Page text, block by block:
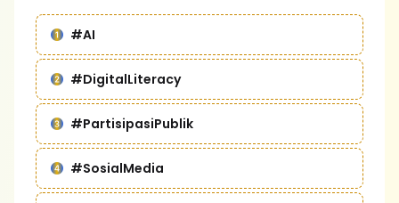
#AI
#DigitalLiteracy
#PartisipasiPublik
#SosialMedia